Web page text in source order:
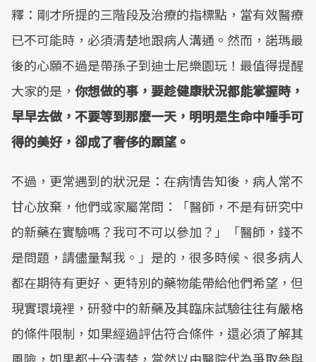
釋：剛才所提的三階段及治療的指標點，當有效醫療
已不可能時，必須清楚地跟病人溝通。然而，諾瑪最
後的心願不過是帶孫子到迪士尼樂園玩！最值得提醒
大家的是， 你想做的事，要趁健康狀況都能掌握時，
早早去做，不要等到那麼一天，明明是生命中唾手可
得的美好，卻成了奢侈的願望。
不過，更常遇到的狀況是：在病情告知後，病人常不
甘心放棄，他們或家屬常問：「醫師，不是有研究中
的新藥在實驗嗎？我可不可以參加？」「醫師，錢不
是問題，請儘量幫我。」是的，很多時候、很多病人
都在期待有更好、更特別的藥物能帶給他們希望，但
現實環境裡，研發中的新藥及其臨床試驗往往有嚴格
的條件限制，如果經過評估符合條件，還必須了解其